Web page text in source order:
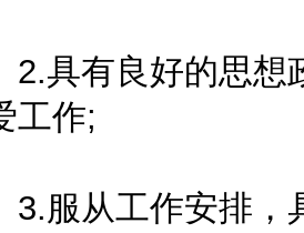
有良好的思想
工作;
从工作安排，